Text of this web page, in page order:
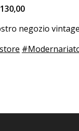
negozio